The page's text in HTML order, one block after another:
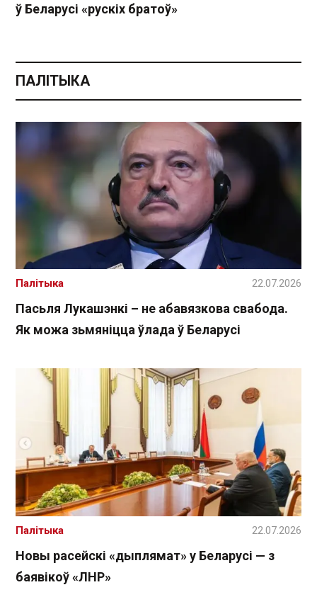
ў Беларусі «рускіх братоў»
ПАЛІТЫКА
Пасьля Лукашэнкі – не абавязкова свабода.
Як можа зьмяніцца ўлада ў Беларусі
Палітыка 22.07.2026
Новы расейскі «дыплямат» у Беларусі — з
баявікоў «ЛНР»
Палітыка 22.07.2026